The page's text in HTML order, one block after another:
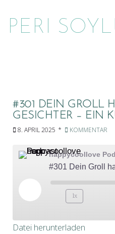
PERI
#301 DEIN GROLL
GESICHTER – EIN
8. APRIL 2025 KOMMENTAR
Play
1x
Datei herunterladen